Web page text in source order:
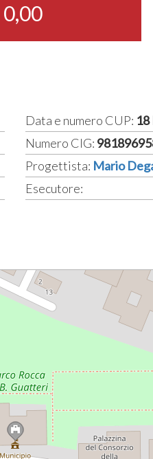
Data e numero CUP:
Numero CIG:
Progettista: Mario
Esecutore: